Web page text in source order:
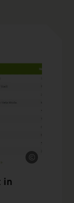
in
Quelle